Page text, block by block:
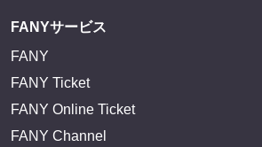
FANYサービス
FANY
FANY Ticket
FANY Online Ticket
FANY Channel